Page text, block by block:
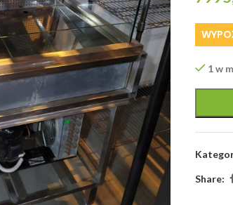
1 w
Share: